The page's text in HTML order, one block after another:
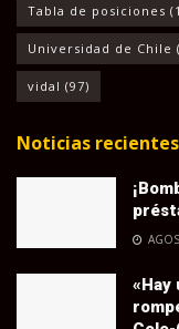
Tabla de posiciones
Universidad de Chile
vidal (97)
Noticias recientes
«Hay